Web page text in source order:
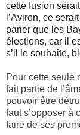
cette fusion
l’Aviron, ce
parier que les
élections, car il
s’il le souhaite,
Pour cette seule
fait partie de
pouvoir être
faut s’opposer à
faire de ses